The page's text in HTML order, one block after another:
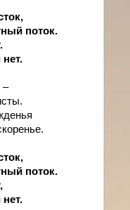
поток.
–
поток.